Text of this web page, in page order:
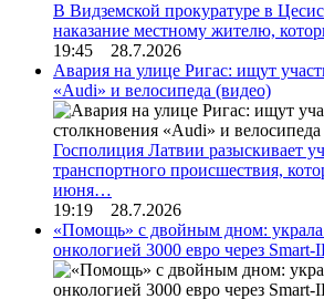
В Видземской прокуратуре в
наказание местному жителю,
19:45 28.7.2026
Авария на улице Ригас: ищут
«Audi» и велосипеда (видео)
Госполиция Латвии разыскивает
транспортного происшествия,
июня…
19:19 28.7.2026
«Помощь» с двойным дном: украла
онкологией 3000 евро через Smart-